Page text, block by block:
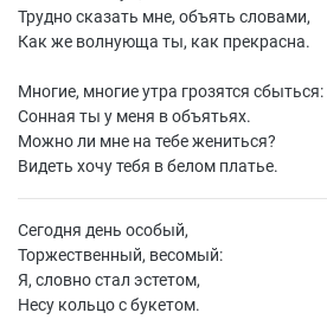
Трудно сказать мне, объять словами,
Как же волнующа ты, как прекрасна.
Многие, многие утра грозятся сбыться:
Сонная ты у меня в объятьях.
Можно ли мне на тебе жениться?
Видеть хочу тебя в белом платье.
Сегодня день особый,
Торжественный, весомый:
Я, словно стал эстетом,
Несу кольцо с букетом.